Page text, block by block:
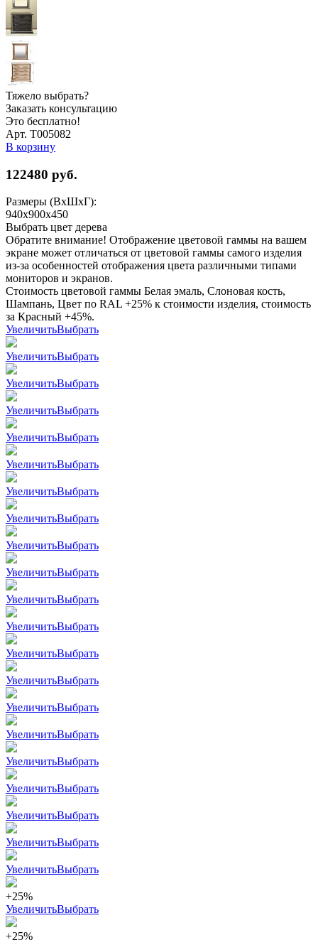
Тяжело выбрать?
Заказать консультацию
Это бесплатно!
Арт. Т005082
В корзину
122480 руб.
Размеры (ВхШхГ):
940х900х450
Выбрать цвет дерева
Обратите внимание! Отображение цветовой гаммы на вашем
экране может отличаться от цветовой гаммы самого изделия
из-за особенностей отображения цвета различными типами
мониторов и экранов.
Стоимость цветовой гаммы Белая эмаль, Слоновая кость,
Шампань, Цвет по RAL +25% к стоимости изделия, стоимость
за Красный +45%.
УвеличитьВыбрать
УвеличитьВыбрать
УвеличитьВыбрать
УвеличитьВыбрать
УвеличитьВыбрать
УвеличитьВыбрать
УвеличитьВыбрать
УвеличитьВыбрать
УвеличитьВыбрать
УвеличитьВыбрать
УвеличитьВыбрать
УвеличитьВыбрать
УвеличитьВыбрать
УвеличитьВыбрать
УвеличитьВыбрать
УвеличитьВыбрать
УвеличитьВыбрать
УвеличитьВыбрать
УвеличитьВыбрать
УвеличитьВыбрать
УвеличитьВыбрать
+25%
УвеличитьВыбрать
+25%